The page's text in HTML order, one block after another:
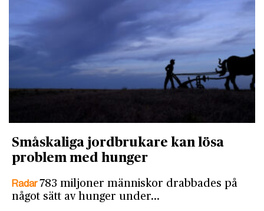
Småskaliga jordbrukare kan lösa
problem med hunger
Radar783 miljoner människor drabbades på
något sätt av hunger under…